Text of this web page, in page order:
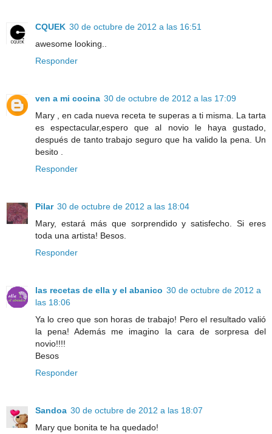
CQUEK 30 de octubre de 2012 a las 16:51
awesome looking..
Responder
ven a mi cocina 30 de octubre de 2012 a las 17:09
Mary , en cada nueva receta te superas a ti misma. La tarta
es espectacular,espero que al novio le haya gustado,
después de tanto trabajo seguro que ha valido la pena. Un
besito .
Responder
Pilar 30 de octubre de 2012 a las 18:04
Mary, estará más que sorprendido y satisfecho. Si eres
toda una artista! Besos.
Responder
las recetas de ella y el abanico 30 de octubre de 2012 a
las 18:06
Ya lo creo que son horas de trabajo! Pero el resultado valió
la pena! Además me imagino la cara de sorpresa del
novio!!!!
Besos
Responder
Sandoa 30 de octubre de 2012 a las 18:07
Mary que bonita te ha quedado!